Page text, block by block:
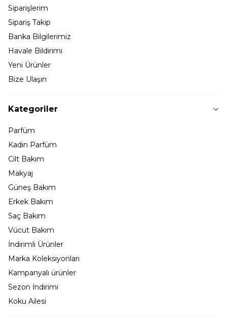
Siparişlerim
Sipariş Takip
Banka Bilgilerimiz
Havale Bildirimi
Yeni Ürünler
Bize Ulaşın
Kategoriler
Parfüm
Kadın Parfüm
Cilt Bakım
Makyaj
Güneş Bakım
Erkek Bakım
Saç Bakım
Vücut Bakım
İndirimli Ürünler
Marka Koleksiyonları
Kampanyalı ürünler
Sezon İndirimi
Koku Ailesi